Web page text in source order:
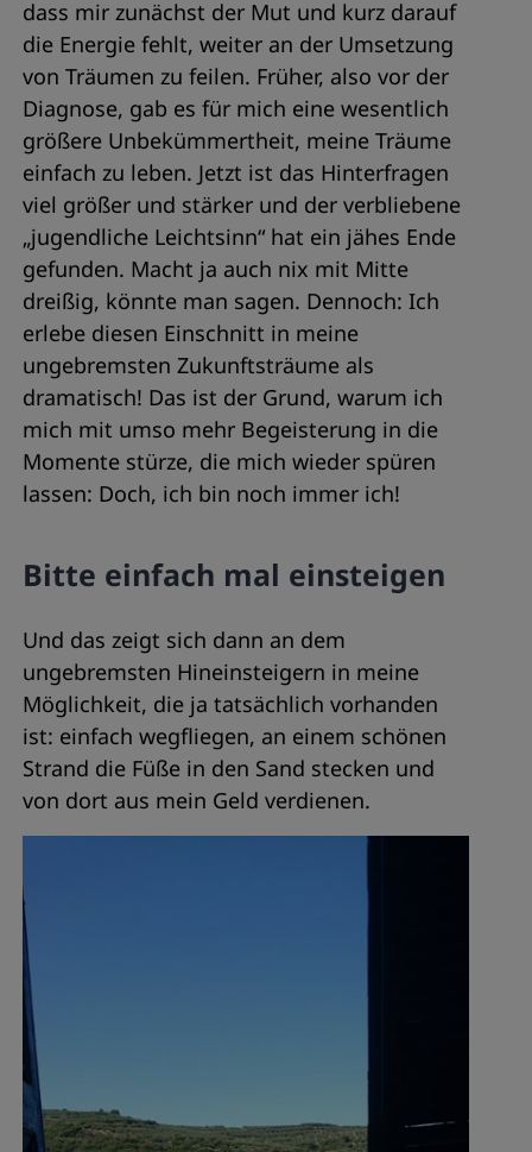
dass mir zunächst der Mut und kurz darauf
die Energie fehlt, weiter an der Umsetzung
von Träumen zu feilen. Früher, also vor der
Diagnose, gab es für mich eine wesentlich
größere Unbekümmertheit, meine Träume
einfach zu leben. Jetzt ist das Hinterfragen
viel größer und stärker und der verbliebene
„jugendliche Leichtsinn“ hat ein jähes Ende
gefunden. Macht ja auch nix mit Mitte
dreißig, könnte man sagen. Dennoch: Ich
erlebe diesen Einschnitt in meine
ungebremsten Zukunftsträume als
dramatisch! Das ist der Grund, warum ich
mich mit umso mehr Begeisterung in die
Momente stürze, die mich wieder spüren
lassen: Doch, ich bin noch immer ich!
Bitte einfach mal einsteigen
Und das zeigt sich dann an dem
ungebremsten Hineinsteigern in meine
Möglichkeit, die ja tatsächlich vorhanden
ist: einfach wegfliegen, an einem schönen
Strand die Füße in den Sand stecken und
von dort aus mein Geld verdienen.